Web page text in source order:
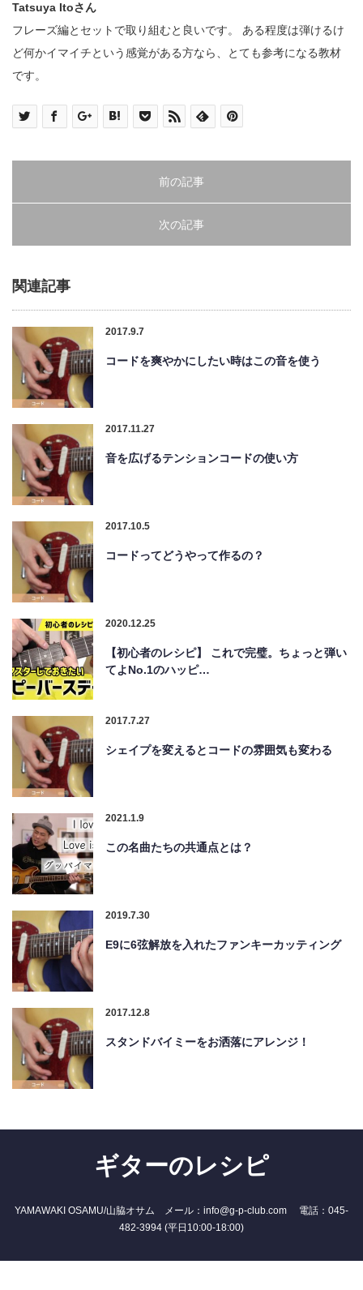
Tatsuya Itoさん
フレーズ編とセットで取り組むと良いです。 ある程度は弾けるけ
ど何かイマイチという感覚がある方なら、とても参考になる教材
です。
前の記事
次の記事
関連記事
2017.9.7
コードを爽やかにしたい時はこの音を使う
2017.11.27
音を広げるテンションコードの使い方
2017.10.5
コードってどうやって作るの？
2020.12.25
【初心者のレシピ】 これで完璧。ちょっと弾い
てよNo.1のハッピ…
2017.7.27
シェイプを変えるとコードの雰囲気も変わる
2021.1.9
この名曲たちの共通点とは？
2019.7.30
E9に6弦解放を入れたファンキーカッティング
2017.12.8
スタンドバイミーをお洒落にアレンジ！
ギターのレシピ
YAMAWAKI OSAMU/山脇オサム メール：info@g-p-club.com 電話：045-
482-3994 (平日10:00-18:00)